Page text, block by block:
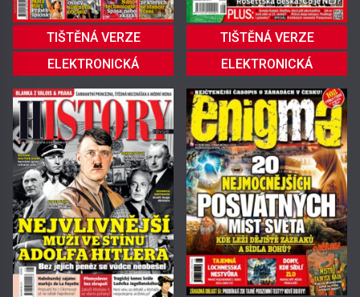
TIŠTĚNÁ VERZE
ELEKTRONICKÁ
TIŠTĚNÁ VERZE
ELEKTRONICKÁ